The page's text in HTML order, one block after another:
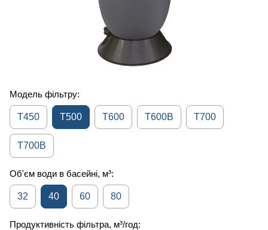
Модель фільтру:
T450 T500 T600 T600B T700
T700B
Об'єм води в басейні, м³:
32 40 60 80
Продуктивність фільтра, м³/год: